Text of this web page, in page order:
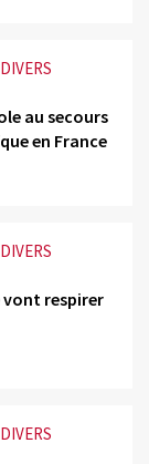
DIVERS
au secours
en France
DIVERS
vont respirer
DIVERS